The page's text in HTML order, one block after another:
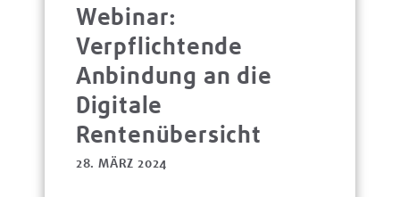
Webinar:
Verpflichtende
Anbindung an die
Digitale
Rentenübersicht
28. MÄRZ 2024